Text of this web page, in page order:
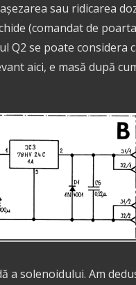
sau ridicarea
(comandat de
Q2 se poate considera
aici, e masă după
a solenoidului. Am